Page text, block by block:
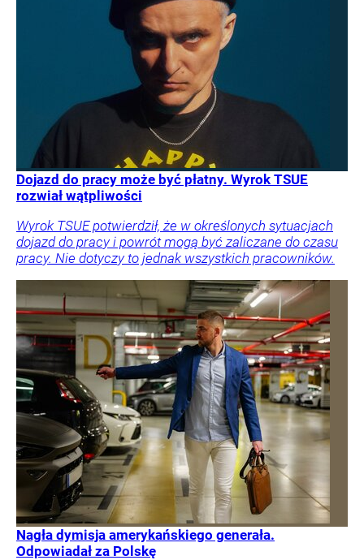
Dojazd do pracy może być płatny. Wyrok TSUE
rozwiał wątpliwości
Wyrok TSUE potwierdził, że w określonych sytuacjach
dojazd do pracy i powrót mogą być zaliczane do czasu
pracy. Nie dotyczy to jednak wszystkich pracowników.
Nagła dymisja amerykańskiego generała.
Odpowiadał za Polskę